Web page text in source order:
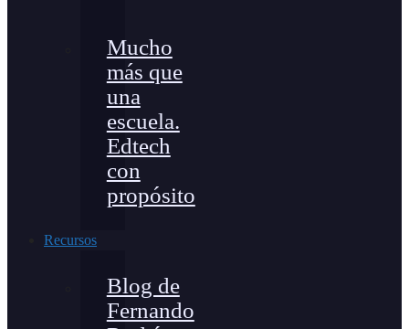
Mucho
más que
una
escuela.
Edtech
con
propósito
Recursos
Blog de
Fernando